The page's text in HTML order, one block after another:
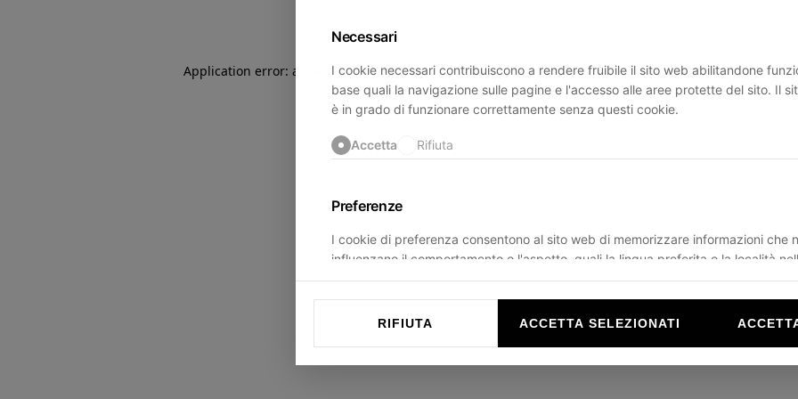
Necessari
I cookie necessari contribuiscono a rendere fruibile il sito web abilitandone
base quali la navigazione sulle pagine e l'accesso alle aree protette del sito. Il
è in grado di funzionare correttamente senza questi cookie.
Accetta Rifiuta
Preferenze
I cookie di preferenza consentono al sito web di memorizzare informazioni che
influenzano il comportamento o l'aspetto, quali la lingua preferita o la località
trovi.
RIFIUTA ACCETTA SELEZIONATI
Application error: a client -side exception has occurred while loadingducadisangiusto.com(see the